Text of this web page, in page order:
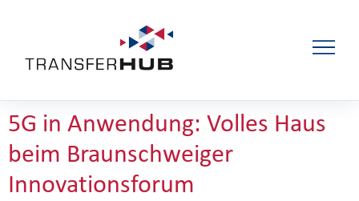
5G in Anwendung: Volles Haus
beim Braunschweiger
Innovationsforum